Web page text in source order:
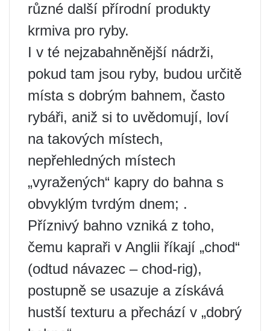
různé další přírodní produkty
krmiva pro ryby.
I v té nejzabahněnější nádrži,
pokud tam jsou ryby, budou určitě
místa s dobrým bahnem, často
rybáři, aniž si to uvědomují, loví
na takových místech,
nepřehledných místech
„vyražených“ kapry do bahna s
obvyklým tvrdým dnem; .
Příznivý bahno vzniká z toho,
čemu kapraři v Anglii říkají „chod“
(odtud návazec – chod-rig),
postupně se usazuje a získává
hustší texturu a přechází v „dobrý